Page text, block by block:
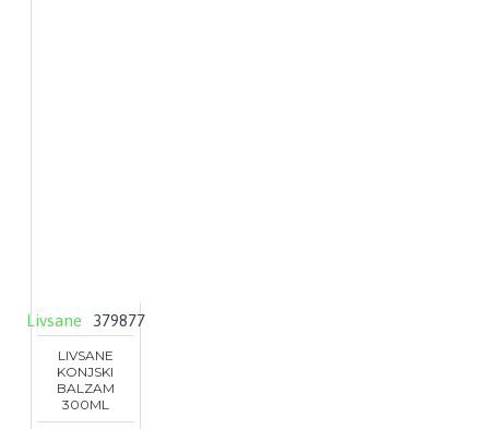
Livsane 379877
LIVSANE
KONJSKI
BALZAM
300ML